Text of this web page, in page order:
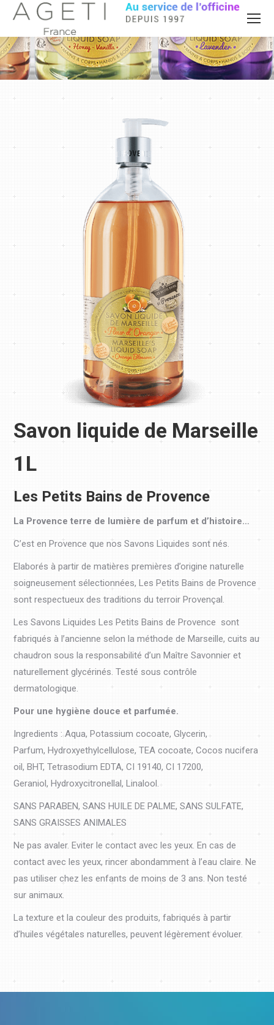
Savon liquide de Marseille
1L
Les Petits Bains de Provence
La Provence terre de lumière de parfum et d’histoire…
C’est en Provence que nos Savons Liquides sont nés.
Elaborés à partir de matières premières d’origine naturelle
soigneusement sélectionnées, Les Petits Bains de Provence
sont respectueux des traditions du terroir Provençal.
Les Savons Liquides Les Petits Bains de Provence sont
fabriqués à l’ancienne selon la méthode de Marseille, cuits au
chaudron sous la responsabilité d’un Maître Savonnier et
naturellement glycérinés. Testé sous contrôle
dermatologique.
Pour une hygiène douce et parfumée.
Ingredients : Aqua, Potassium cocoate, Glycerin,
Parfum, Hydroxyethylcellulose, TEA cocoate, Cocos nucifera
oil, BHT, Tetrasodium EDTA, CI 19140, CI 17200,
Geraniol, Hydroxycitronellal, Linalool.
SANS PARABEN, SANS HUILE DE PALME, SANS SULFATE,
SANS GRAISSES ANIMALES
Ne pas avaler. Eviter le contact avec les yeux. En cas de
contact avec les yeux, rincer abondamment à l’eau claire. Ne
pas utiliser chez les enfants de moins de 3 ans. Non testé
sur animaux.
La texture et la couleur des produits, fabriqués à partir
d’huiles végétales naturelles, peuvent légèrement évoluer.